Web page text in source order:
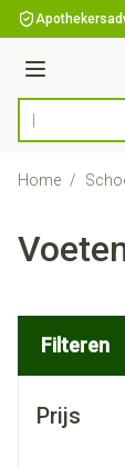
Ga naar de
Menu
Product,
Home /
Filteren
Prijs